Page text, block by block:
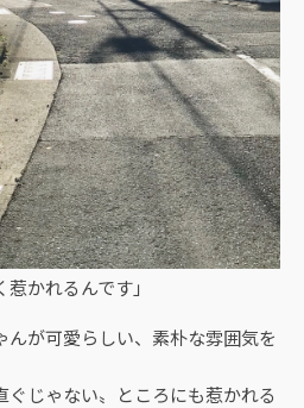
かれるんです」
んが可愛らしい、素朴な雰囲気を
ぐじゃない〟ところにも惹かれる